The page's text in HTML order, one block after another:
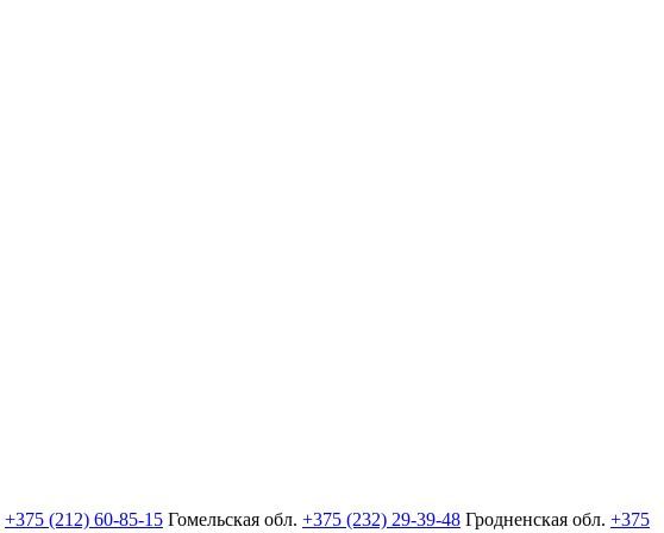
+375 (212) 60-85-15 Гомельская обл. +375 (232) 29-39-48 Гродненская обл. +375